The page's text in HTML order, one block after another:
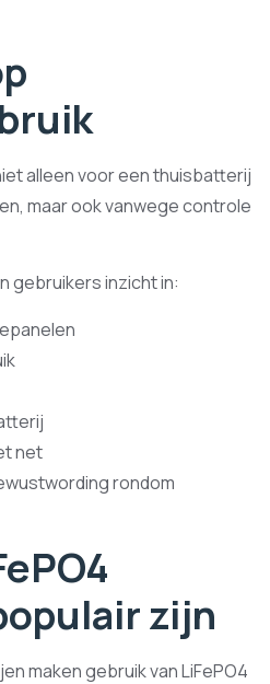
alleen voor een thuisbatterij
maar ook vanwege controle
gebruikers inzicht in:
net
rondom
zijn
maken gebruik van LiFePO4